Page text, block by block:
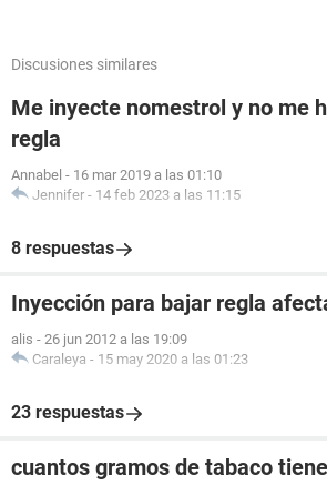
Discusiones similares
Me inyecte nomestrol y no me
regla
Annabel - 16 mar 2019 a las 01:10
Jennifer - 14 feb 2023 a las 11:15
8 respuestas
Inyección para bajar regla
alis - 26 jun 2012 a las 19:09
Caraleya - 15 may 2020 a las 01:23
23 respuestas
cuantos gramos de tabaco